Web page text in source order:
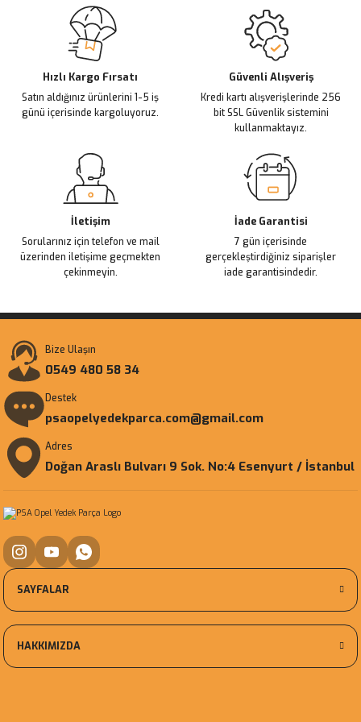
Ürün resmi kalitesiz, bozuk veya görüntülenemiyor.
Ürün açıklamasında eksik bilgiler bulunuyor.
Ürün bilgilerinde hatalar bulunuyor.
Ürün fiyatı diğer sitelerden daha pahalı.
Bu ürüne benzer farklı alternatifler olmalı.
Hızlı Kargo Fırsatı
Satın aldığınız ürünlerini 1-5 iş
günü içerisinde kargoluyoruz.
Güvenli Alışveriş
Kredi kartı alışverişlerinde 256
bit SSL Güvenlik sistemini
kullanmaktayız.
İletişim
Sorularınız için telefon ve mail
üzerinden iletişime geçmekten
çekinmeyin.
İade Garantisi
7 gün içerisinde
gerçekleştirdiğiniz siparişler
iade garantisindedir.
Bize Ulaşın
0549 480 58 34
Destek
psaopelyedekparca.com@gmail.com
Adres
Doğan Araslı Bulvarı 9 Sok. No:4 Esenyurt / İstanbul
SAYFALAR
HAKKIMIZDA